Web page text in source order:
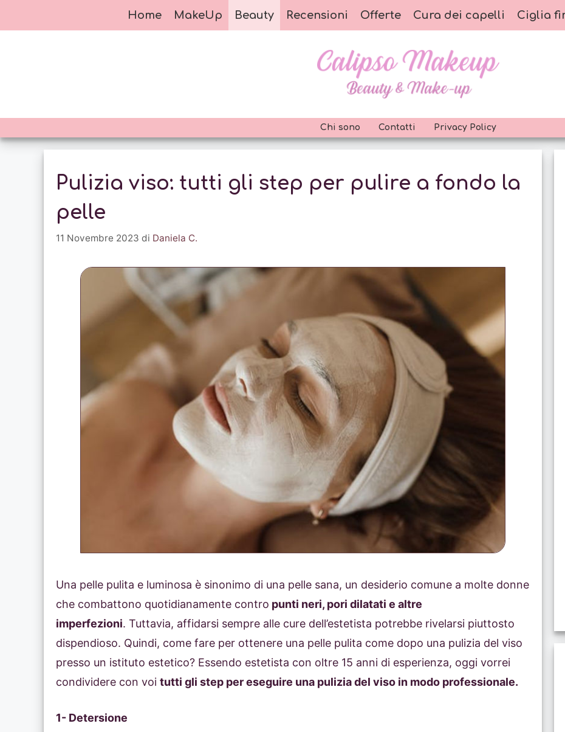
al
Home MakeUp Beauty Recensioni Offerte Cura dei capelli Ciglia
Chi sono Contatti Privacy Policy
Pulizia viso: tutti gli step per pulire a fondo la
pelle
11 Novembre 2023 di Daniela C.
Una pelle pulita e luminosa è sinonimo di una pelle sana, un desiderio comune a molte donne
che combattono quotidianamente contro punti neri, pori dilatati e altre
imperfezioni. Tuttavia, affidarsi sempre alle cure dell’estetista potrebbe rivelarsi piuttosto
dispendioso. Quindi, come fare per ottenere una pelle pulita come dopo una pulizia del viso
presso un istituto estetico? Essendo estetista con oltre 15 anni di esperienza, oggi vorrei
condividere con voi tutti gli step per eseguire una pulizia del viso in modo professionale.
1- Detersione